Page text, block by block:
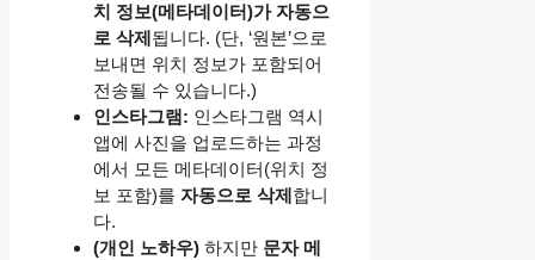
치 정보(메타데이터)가 자동으
로 삭제됩니다. (단, ‘원본’으로
보내면 위치 정보가 포함되어
전송될 수 있습니다.)
인스타그램: 인스타그램 역시
앱에 사진을 업로드하는 과정
에서 모든 메타데이터(위치 정
보 포함)를 자동으로 삭제합니
다.
(개인 노하우) 하지만 문자 메